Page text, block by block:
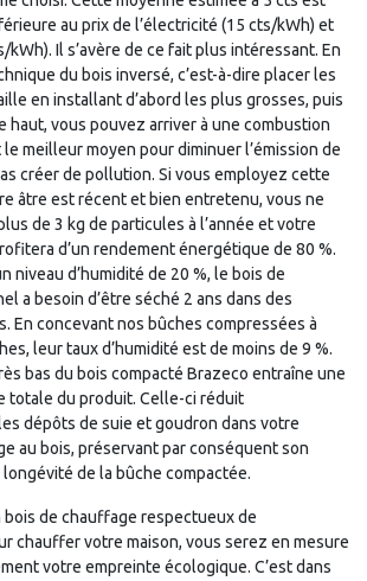
au prix de l’électricité (15 cts/kWh) et
kWh). Il s’avère de ce fait plus intéressant. En
du bois inversé, c’est-à-dire placer les
en installant d’abord les plus grosses, puis
haut, vous pouvez arriver à une combustion
le meilleur moyen pour diminuer l’émission de
créer de pollution. Si vous employez cette
âtre est récent et bien entretenu, vous ne
de 3 kg de particules à l’année et votre
d’un rendement énergétique de 80 %.
niveau d’humidité de 20 %, le bois de
a besoin d’être séché 2 ans dans des
En concevant nos bûches compressées à
leur taux d’humidité est de moins de 9 %.
bas du bois compacté Brazeco entraîne une
totale du produit. Celle-ci réduit
dépôts de suie et goudron dans votre
au bois, préservant par conséquent son
de la bûche compactée.
de chauffage respectueux de
chauffer votre maison, vous serez en mesure
votre empreinte écologique. C’est dans